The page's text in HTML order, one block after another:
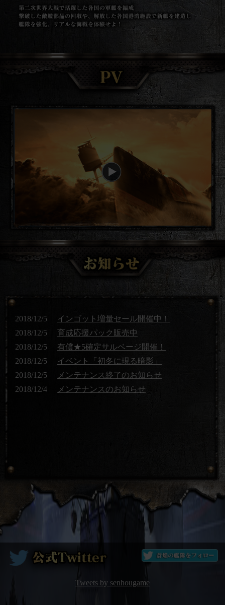
2018/12/5
インゴット増量セール開催中！
2018/12/5
育成応援パック販売中
2018/12/5
有償★5確定サルベージ開催！
2018/12/5
イベント「初冬に現る暗影」
2018/12/5
メンテナンス終了のお知らせ
2018/12/4
メンテナンスのお知らせ
Tweets by senhougame